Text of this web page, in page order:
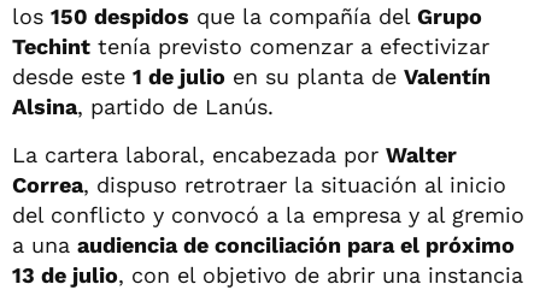
los 150 despidos que la compañía del Grupo
Techint tenía previsto comenzar a efectivizar
desde este 1 de julio en su planta de Valentín
Alsina, partido de Lanús.
La cartera laboral, encabezada por Walter
Correa, dispuso retrotraer la situación al inicio
del conflicto y convocó a la empresa y al gremio
a una audiencia de conciliación para el próximo
13 de julio, con el objetivo de abrir una instancia